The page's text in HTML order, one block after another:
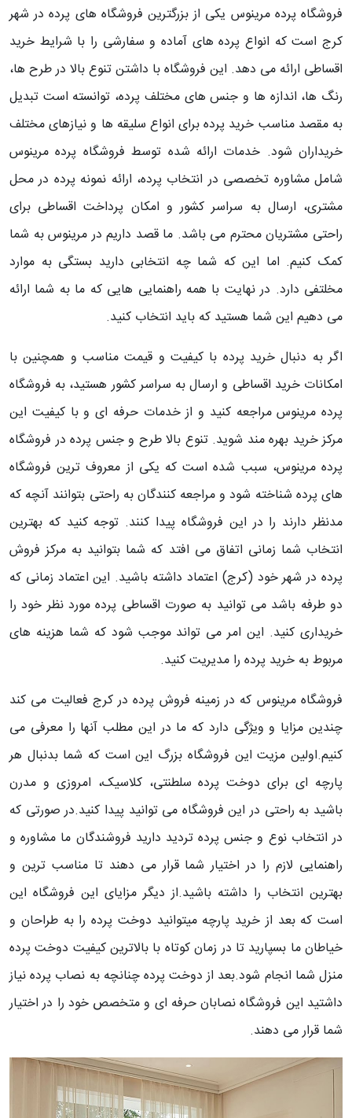
فروشگاه پرده مرینوس یکی از بزرگترین فروشگاه های پرده در شهر
کرج است که انواع پرده های آماده و سفارشی را با شرایط خرید
اقساطی ارائه می دهد. این فروشگاه با داشتن تنوع بالا در طرح ها،
رنگ ها، اندازه ها و جنس های مختلف پرده، توانسته است تبدیل
به مقصد مناسب خرید پرده برای انواع سلیقه ها و نیازهای مختلف
خریداران شود. خدمات ارائه شده توسط فروشگاه پرده مرینوس
شامل مشاوره تخصصی در انتخاب پرده، ارائه نمونه پرده در محل
مشتری، ارسال به سراسر کشور و امکان پرداخت اقساطی برای
راحتی مشتریان محترم می باشد. ما قصد داریم در مرینوس به شما
کمک کنیم. اما این که شما چه انتخابی دارید بستگی به موارد
مخلتفی دارد. در نهایت با همه راهنمایی هایی که ما به شما ارائه
می دهیم این شما هستید که باید انتخاب کنید.
اگر به دنبال خرید پرده با کیفیت و قیمت مناسب و همچنین با
امکانات خرید اقساطی و ارسال به سراسر کشور هستید، به فروشگاه
پرده مرینوس مراجعه کنید و از خدمات حرفه ای و با کیفیت این
مرکز خرید بهره مند شوید. تنوع بالا طرح و جنس پرده در فروشگاه
پرده مرینوس، سبب شده است که یکی از معروف ترین فروشگاه
های پرده شناخته شود و مراجعه کنندگان به راحتی بتوانند آنچه که
مدنظر دارند را در این فروشگاه پیدا کنند. توجه کنید که بهترین
انتخاب شما زمانی اتفاق می افتد که شما بتوانید به مرکز فروش
پرده در شهر خود (کرج) اعتماد داشته باشید. این اعتماد زمانی که
دو طرفه باشد می توانید به صورت اقساطی پرده مورد نظر خود را
خریداری کنید. این امر می تواند موجب شود که شما هزینه های
مربوط به خرید پرده را مدیریت کنید.
فروشگاه مرینوس که در زمینه فروش پرده در کرج فعالیت می کند
چندین مزایا و ویژگی دارد که ما در این مطلب آنها را معرفی می
کنیم.اولین مزیت این فروشگاه بزرگ این است که شما بدنبال هر
پارچه ای برای دوخت پرده سلطنتی، کلاسیک، امروزی و مدرن
باشید به راحتی در این فروشگاه می توانید پیدا کنید.در صورتی که
در انتخاب نوع و جنس پرده تردید دارید فروشندگان ما مشاوره و
راهنمایی لازم را در اختیار شما قرار می دهند تا مناسب ترین و
بهترین انتخاب را داشته باشید.از دیگر مزایای این فروشگاه این
است که بعد از خرید پارچه میتوانید دوخت پرده را به طراحان و
خیاطان ما بسپارید تا در زمان کوتاه با بالاترین کیفیت دوخت پرده
منزل شما انجام شود.بعد از دوخت پرده چنانچه به نصاب پرده نیاز
داشتید این فروشگاه نصابان حرفه ای و متخصص خود را در اختیار
شما قرار می دهند.